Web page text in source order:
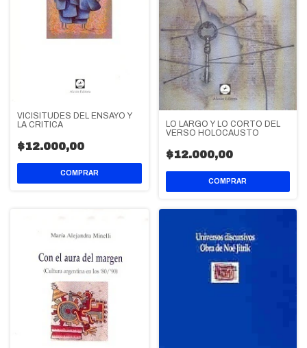
VICISITUDES DEL ENSAYO Y
LA CRITICA
$12.000,00
LO LARGO Y LO CORTO DEL
VERSO HOLOCAUSTO
$12.000,00